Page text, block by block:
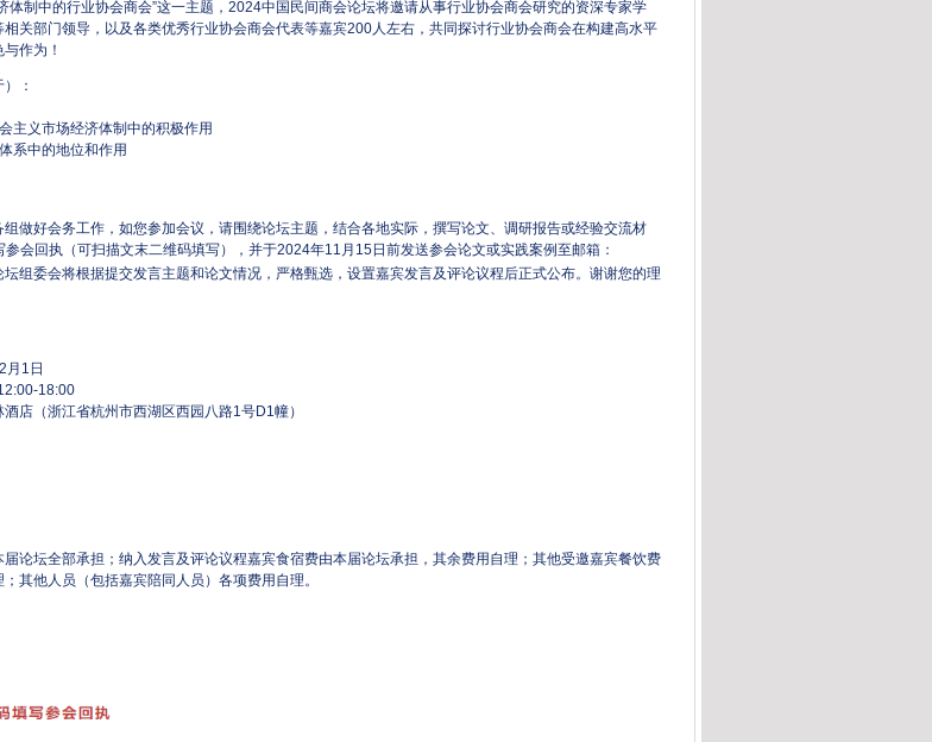
制中的行业协会商会”这一主题，2024中国民间商会论坛将邀请从事行业协会商会研究的资深专家学
关部门领导，以及各类优秀行业协会商会代表等嘉宾200人左右，共同探讨行业协会商会在构建高水平
作为！
：
主义市场经济体制中的积极作用
系中的地位和作用
做好会务工作，如您参加会议，请围绕论坛主题，结合各地实际，撰写论文、调研报告或经验交流材
会回执（可扫描文末二维码填写），并于2024年11月15日前发送参会论文或实践案例至邮箱：
坛组委会将根据提交发言主题和论文情况，严格甄选，设置嘉宾发言及评论议程后正式公布。谢谢您的理
月1日
18:00
店（浙江省杭州市西湖区西园八路1号D1幢）
论坛全部承担；纳入发言及评论议程嘉宾食宿费由本届论坛承担，其余费用自理；其他受邀嘉宾餐饮费
其他人员（包括嘉宾陪同人员）各项费用自理。